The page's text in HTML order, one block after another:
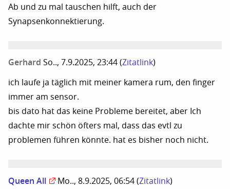
Ab und zu mal tauschen hilft, auch der
Synapsenkonnektierung.
Gerhard So.., 7.9.2025, 23:44 (Zitatlink)
ich laufe ja täglich mit meiner kamera rum, den finger
immer am sensor.
bis dato hat das keine Probleme bereitet, aber Ich
dachte mir schön öfters mal, dass das evtl zu
problemen führen könnte. hat es bisher noch nicht.
Queen All Mo.., 8.9.2025, 06:54 (Zitatlink)